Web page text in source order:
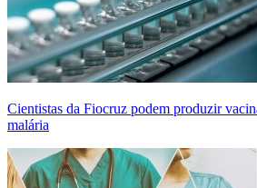
Cientistas da Fiocruz podem produzir
malária